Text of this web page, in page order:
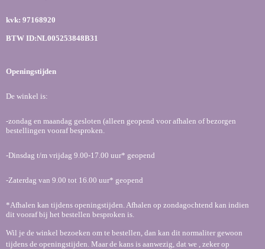
o
o
g
r
p
kvk: 97168920
BTW ID:NL005253848B31
Openingstijden
De winkel is:
-zondag en maandag gesloten (alleen geopend voor afhalen of bezorgen
bestellingen vooraf besproken.
-Dinsdag t/m vrijdag 9.00-17.00 uur* geopend
-Zaterdag van 9.00 tot 16.00 uur* geopend
*Afhalen kan tijdens openingstijden. Afhalen op zondagochtend kan indien
dit vooraf bij het bestellen besproken is.
Wil je de winkel bezoeken om te bestellen, dan kan dit normaliter gewoon
tijdens de openingstijden. Maar de kans is aanwezig, dat we , zeker op